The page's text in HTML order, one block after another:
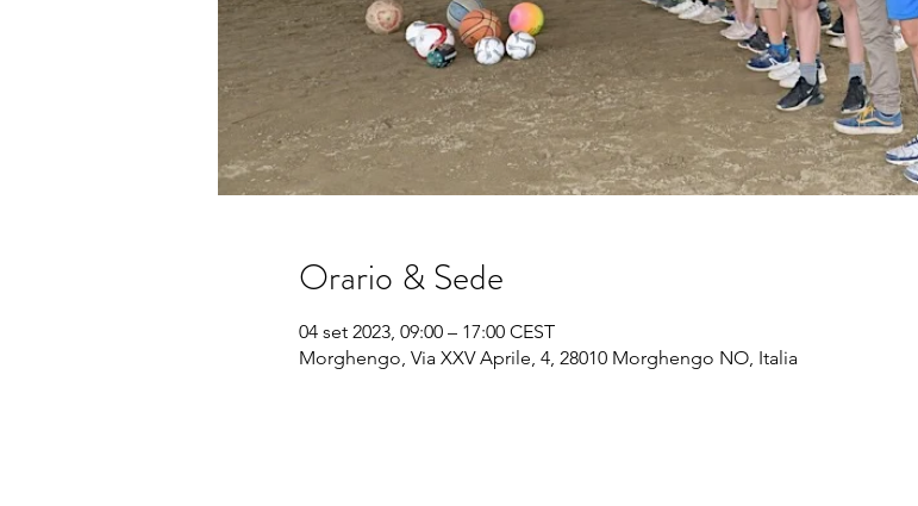
Orario & Sede
04 set 2023, 09:00 – 17:00 CEST
Morghengo, Via XXV Aprile, 4, 28010 Morghengo NO, Italia